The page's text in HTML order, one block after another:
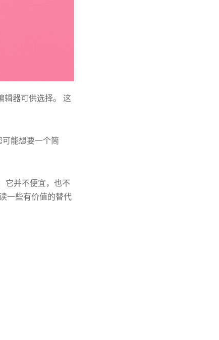
辑器可供选择。 这
能想要一个简
它并不便宜，也不
一些有价值的替代